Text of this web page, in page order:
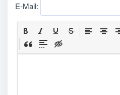
E-Mail: